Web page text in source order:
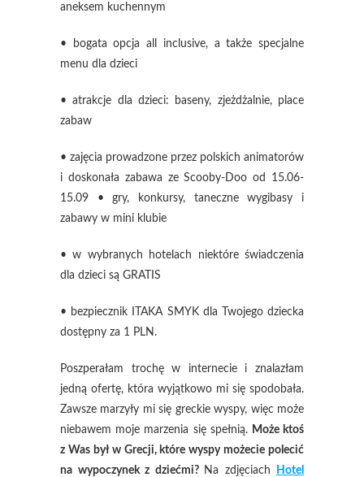
aneksem kuchennym
• bogata opcja all inclusive, a także specjalne
menu dla dzieci
• atrakcje dla dzieci: baseny, zjeżdżalnie, place
zabaw
• zajęcia prowadzone przez polskich animatorów
i doskonała zabawa ze Scooby-Doo od 15.06-
15.09 • gry, konkursy, taneczne wygibasy i
zabawy w mini klubie
• w wybranych hotelach niektóre świadczenia
dla dzieci są GRATIS
• bezpiecznik ITAKA SMYK dla Twojego dziecka
dostępny za 1 PLN.
Poszperałam trochę w internecie i znalazłam
jedną ofertę, która wyjątkowo mi się spodobała.
Zawsze marzyły mi się greckie wyspy, więc może
niebawem moje marzenia się spełnią. Może ktoś
z Was był w Grecji, które wyspy możecie polecić
na wypoczynek z dziećmi? Na zdjęciach
Hotel